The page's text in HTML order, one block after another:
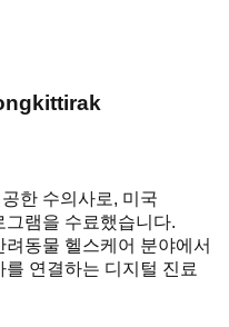
한 수의사로, 미국
그램을 수료했습니다.
동물 헬스케어 분야에서
연결하는 디지털 진료